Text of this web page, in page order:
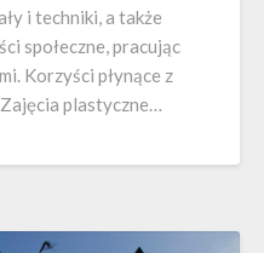
i techniki, a także
społeczne, pracując
Korzyści płynące z
plastyczne…